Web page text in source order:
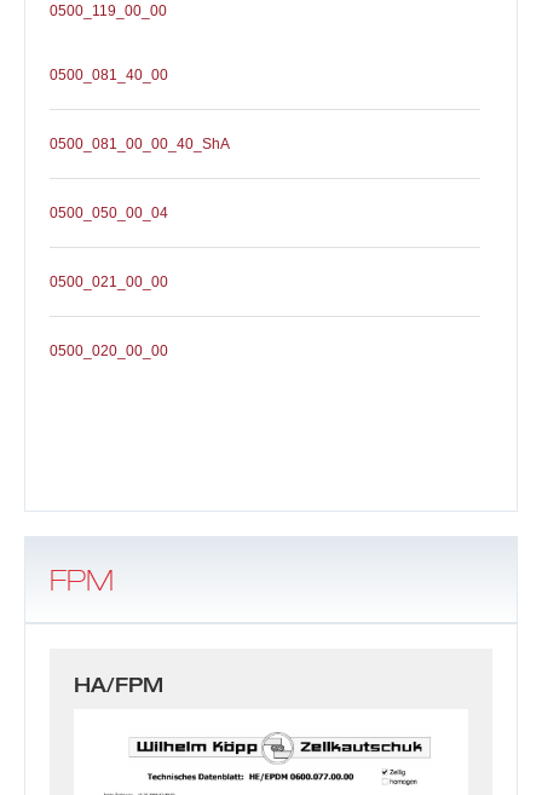
0500_119_00_00
0500_081_40_00
0500_081_00_00_40_ShA
0500_050_00_04
0500_021_00_00
0500_020_00_00
FPM
HA/FPM